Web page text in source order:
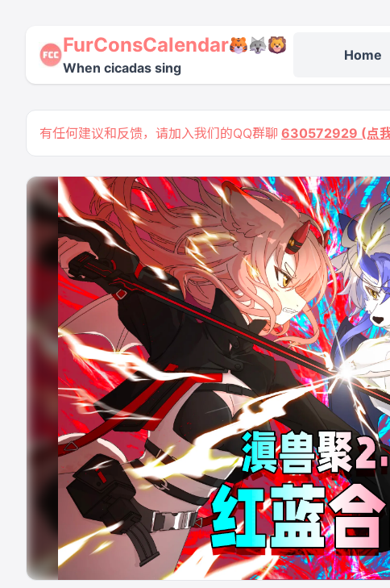
FurConsCalendar
When cicadas sing
Home
有任何建议和反馈，请加入我们的QQ群聊 630572929 (点